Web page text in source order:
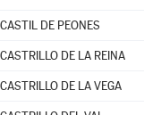
CASTIL DE PEONES
CASTRILLO DE LA REINA
CASTRILLO DE LA VEGA